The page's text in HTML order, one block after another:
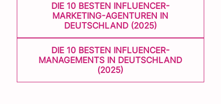
NAVIGATION
DIE 10 BESTEN INFLUENCER-
MARKETING-AGENTUREN IN
DEUTSCHLAND (2025)
DIE 10 BESTEN INFLUENCER-
MANAGEMENTS IN DEUTSCHLAND
(2025)